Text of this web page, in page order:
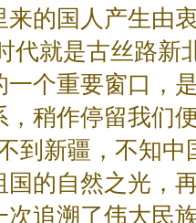
来的国人产生由
代就是古丝路新
一个重要窗口，
，稍作停留我们
到新疆，不知
国的自然之光，
次追溯了伟大民